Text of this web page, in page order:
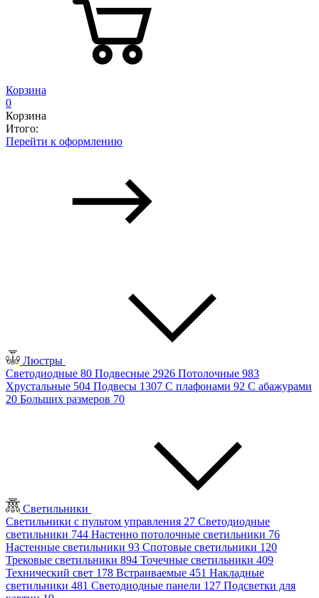
Корзина
0
Корзина
Итого:
Перейти к оформлению
Люстры
Светодиодные 80 Подвесные 2926 Потолочные 983
Хрустальные 504 Подвесы 1307 С плафонами 92 С абажурами
20 Больших размеров 70
Светильники
Светильники с пультом управления 27 Светодиодные
светильники 744 Настенно потолочные светильники 76
Настенные светильники 93 Спотовые светильники 120
Трековые светильники 894 Точечные светильники 409
Технический свет 178 Встраиваемые 451 Накладные
светильники 481 Светодиодные панели 127 Подсветки для